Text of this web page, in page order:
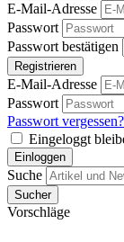
E-Mail-Adresse
Passwort
Passwort bestätigen
Registrieren
E-Mail-Adresse
Passwort
Passwort vergessen?
Eingeloggt
Einloggen
Suche
Sucher
Vorschläge